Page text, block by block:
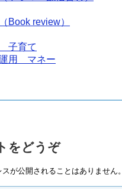
Book review）
子育て
用 マネー
をどうぞ
が公開されることはありません。